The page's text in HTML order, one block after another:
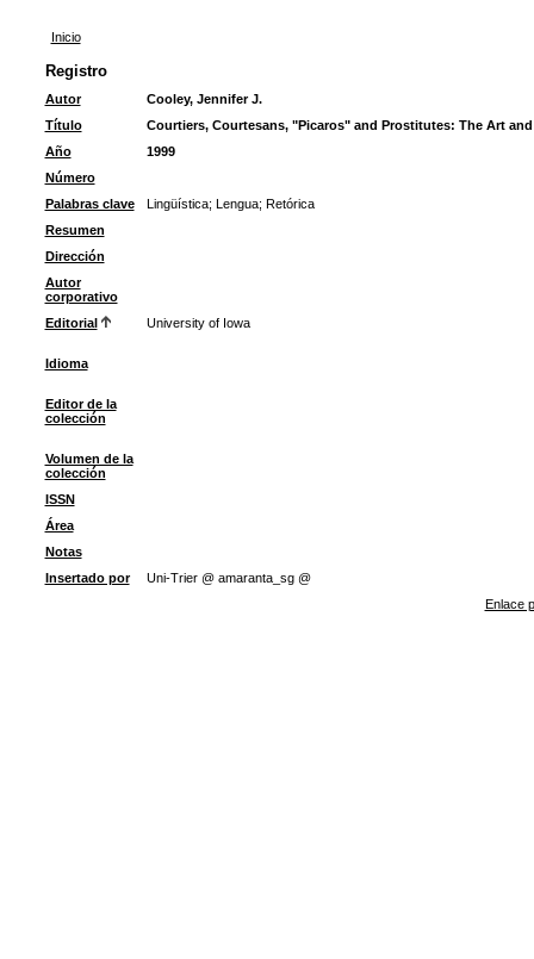
Inicio
Registro
Autor
Cooley, Jennifer J.
Título
Courtiers, Courtesans, "Picaros" and Prostitutes: The Art
Año
1999
Número
Palabras clave
Lingüística; Lengua; Retórica
Resumen
Dirección
Autor
corporativo
Editorial
University of Iowa
Idioma
Editor de la
colección
Volumen de la
colección
ISSN
Área
Notas
Insertado por
Uni-Trier @ amaranta_sg @
Enlace